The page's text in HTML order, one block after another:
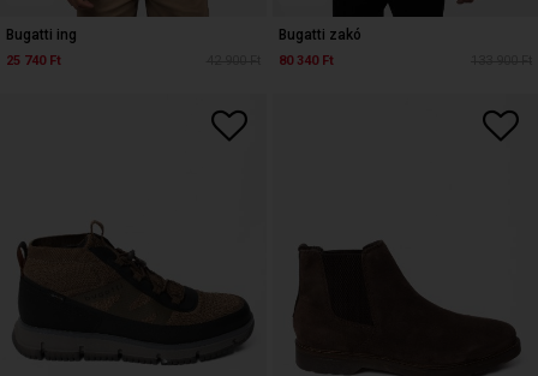
Bugatti ing
25 740 Ft
Bugatti zakó
80 340 Ft